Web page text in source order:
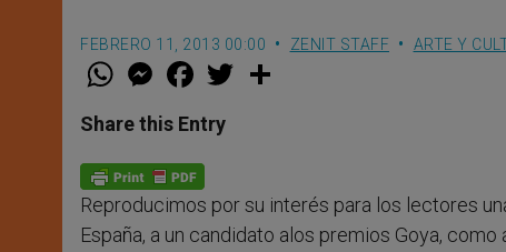
FEBRERO 11, 2013 00:00 ZENIT STAFF ARTE Y
W
t
s
p
p
M
e
s
e
g
e
r
F
a
e
b
o
k
w
Share this Entry
Reproducimos por su interés para los lectores
España, a un candidato alos premios Goya,